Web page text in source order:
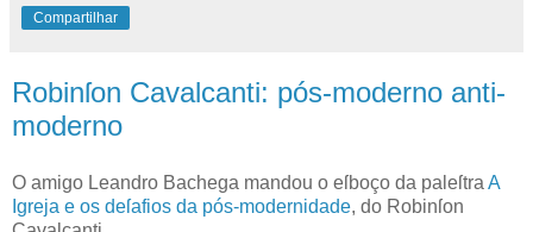
Compartilhar
Robinſon Cavalcanti: pós-moderno anti-
moderno
O amigo Leandro Bachega mandou o eſboço da paleſtra A
Igreja e os deſafios da pós-modernidade, do Robinſon